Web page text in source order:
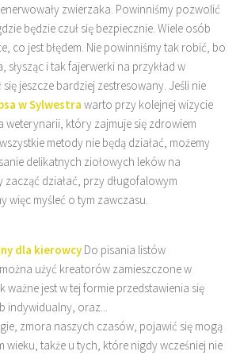
zwierzaka. Powinniśmy pozwolić
będzie czuł się bezpiecznie. Wiele osób
co jest błędem. Nie powinniśmy tak robić, bo
słysząc i tak fajerwerki na przykład w
jeszcze bardziej zestresowany. Jeśli nie
w Sylwestra warto przy kolejnej wizycie
weterynarii, który zajmuje się zdrowiem
metody nie będą działać, możemy
delikatnych ziołowych leków na
działać, przy długofalowym
więc myśleć o tym zawczasu.
dla kierowcy Do pisania listów
użyć kreatorów zamieszczone w
ważne jest w tej formie przedstawienia się
indywidualny, oraz...
zmora naszych czasów, pojawić się mogą
wieku, także u tych, które nigdy wcześniej nie